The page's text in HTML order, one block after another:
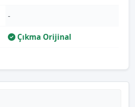
-
Çıkma Orijinal